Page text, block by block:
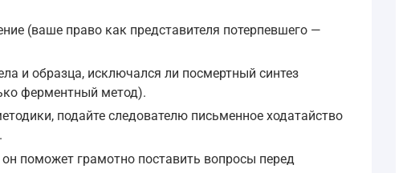
исследования (в том числе кровь) у потерпевшего, а
(ваше право как представителя потерпевшего —
и образца, исключался ли посмертный синтез
ферментный метод).
подайте следователю письменное ходатайство
поможет грамотно поставить вопросы перед